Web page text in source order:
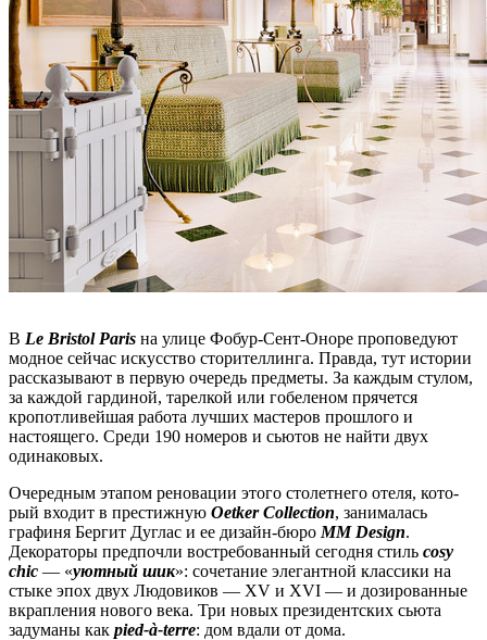
В Le Bristol Paris на улице Фобур-Сент-Оноре проповедуют
модное сейчас искусство сторителлинга. Правда, тут истории
рассказывают в первую очередь предметы. За каждым стулом,
за каждой гардиной, тарелкой или гобеленом прячется
кропотливейшая работа лучших мастеров прошлого и
настоящего. Среди 190 номеров и сьютов не найти двух
одинаковых.
Очередным этапом реновации этого столетнего отеля, кото­
рый входит в престижную Oetker Collection, занималась
графиня Бергит Дуглас и ее дизайн-бюро MM Design.
Декораторы предпочли востребованный сегодня стиль cosy
chic — «уютный шик»: сочетание элегантной классики на
стыке эпох двух Людовиков — XV и XVI — и дозированные
вкрапления нового века. Три новых президентских сьюта
задуманы как pied-à-terre: дом вдали от дома.